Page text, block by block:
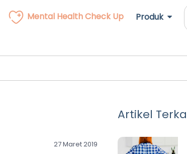
Mental Health Check Up Produk
27 Maret 2019
Artikel